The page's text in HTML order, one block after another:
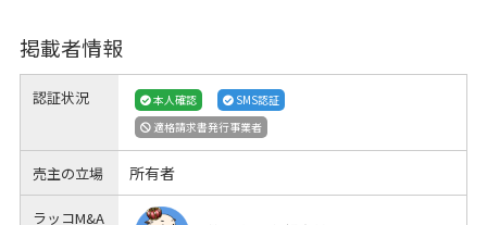
掲載者情報
認証状況 本人確認
SMS認証
適格請求書発行事業者
売主の立場 所有者
ラッコM&A